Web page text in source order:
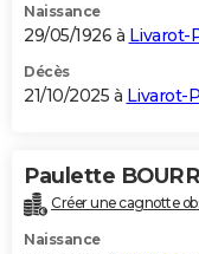
Naissance
29/05/1926 à Livarot-
Décès
21/10/2025 à Livarot-
Paulette
Créer une cagnotte
Naissance